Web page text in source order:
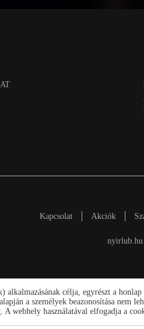
Kapcsolat Akciók
nyirlub.hu
célja, egyrészt a honlap
a személyek beazonosítása nem
webhely használatával elfogadja a